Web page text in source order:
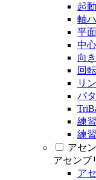
起
軸
平
中
向
回転
リ
パ
練
練
アセ
アセンブ
ア